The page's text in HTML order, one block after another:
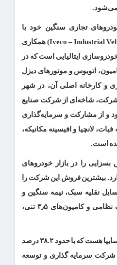
تجاری سنگین خود با
همکاری
ایتالیایی است که در
اتوبوس و موتورهای دیزل
و کارخانه اصلی آن، در شهر
شرکت، شاخه‌ای از شرکت صنایع
از مشارکت و سرمایه‌گذاری
لانچیا و افیسینه مکانیکه،
است.
را در بازار خودروهای
بیشترین فروش این شرکت را
نقلیه سبک، نیمه سنگین و
سنگین تجاری، ماشین‌آلات نظامی و کامیون‌های ۳٫۵ تنی،
مهم ترین سهامدار زامیاد ، سایپا هست که با حدود ۳۸.۲ درصد
سرمایه گذاری و توسعه